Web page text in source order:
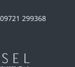
299368